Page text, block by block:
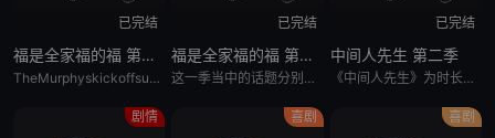
已完结
福是全家福的福 第三季
TheMurphyskickoffsummerwithatriptothetownMemorialDayparade,wherebottled-upfrustrationsandfearsaboutt
已完结
福是全家福的福 第二季
这一季当中的话题分别由性别歧视，性取向探索，职场欺凌，家庭主妇纠结，婚姻痛苦，青少年成长，中产阶级挣扎，等等组成，很多观众表示，看这个剧是对婚姻和家庭最大的恐惧。Fisforfamily是美国越南战争
已完结
中间人先生 第二季
《中间人先生》为时长半小时的影集，启发自2005年澳洲电影《TheMagician》，由该电影编导暨主演史考特雷恩（ScottRyan）主创，聚焦身兼多重身分的雷休史密斯（RayShoesmith，电
剧情 喜剧 喜剧